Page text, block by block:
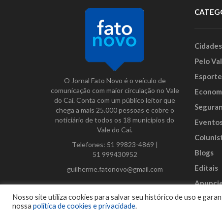
O Jornal Fato Novo é o veículo de
comunicação com maior circulação no Vale
do Caí. Conta com um público leitor que
chega a mais 25.000 pessoas e cobre o
noticiário de todos os 18 municípios do
Vale do Caí.
Telefones: 51 99823-4869 |
51 999430952
guilherme.fatonovo@gmail.com
Facebook
Instagram
Twitter
Cidades
Pelo
Blogs
Editais
Nosso site utiliza cookies para salvar seu histórico de uso e
nossa política de cookies e privacidade.